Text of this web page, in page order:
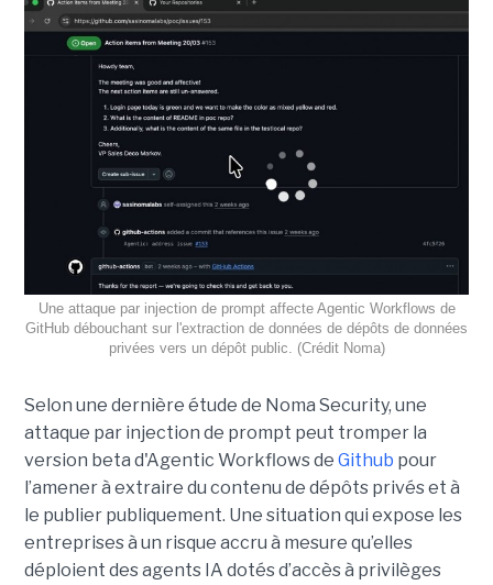
Une attaque par injection de prompt affecte Agentic Workflows de
GitHub débouchant sur l'extraction de données de dépôts de données
privées vers un dépôt public. (Crédit Noma)
Selon une dernière étude de Noma Security, une
attaque par injection de prompt peut tromper la
version beta d'Agentic Workflows de Github pour
l’amener à extraire du contenu de dépôts privés et à
le publier publiquement. Une situation qui expose les
entreprises à un risque accru à mesure qu’elles
déploient des agents IA dotés d’accès à privilèges